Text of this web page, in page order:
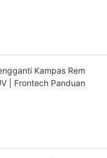
Kampas Rem
| Frontech Panduan